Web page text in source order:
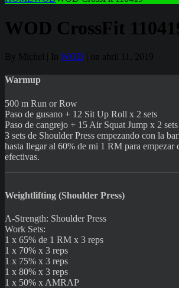
WOD CrossFit
By Michel | In WOD | on abril 11, 2019
Warmup
500 m Run or Row
Paso de gusano + 12 Sit Up Roll x 2 sets
Paso de cangrejo + 15 Air Squat Jump x 2 sets
3 sets de Shoulder Press empezando con la
hasta llegar al 60% de mi 1 RM para empezar
efectivas.
Weightlifting (Shoulder Press)
A-Strength: Shoulder Press
Work Sets:
1 x 65% de 1 RM x 3 reps
1 x 70% x 3 reps
1 x 75% x 3 reps
1 x 80% x 3 reps
1 x 50% x AMRAP